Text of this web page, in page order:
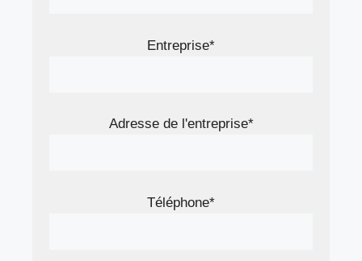
Entreprise*
Adresse de l'entreprise*
Téléphone*